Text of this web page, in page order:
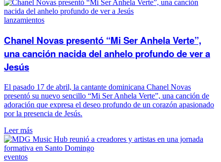
lanzamientos
Chanel Novas presentó “Mi Ser Anhela Verte”,
una canción nacida del anhelo profundo de ver a
Jesús
El pasado 17 de abril, la cantante dominicana Chanel Novas
presentó su nuevo sencillo “Mi Ser Anhela Verte”, una canción de
adoración que expresa el deseo profundo de un corazón apasionado
por la presencia de Jesús.
Leer más
eventos